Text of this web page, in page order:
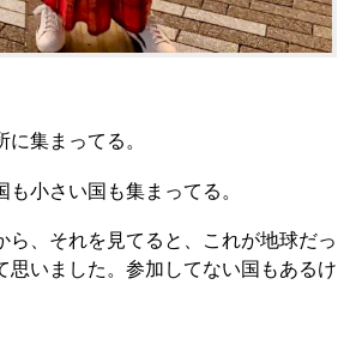
集まってる。
も小さい国も集まってる。
ら、それを見てると、これが地球だっ
思いました。参加してない国もあるけ